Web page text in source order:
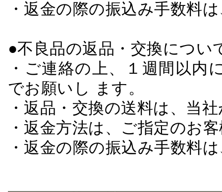
・返金の際の振込み手数料
●不良品の返品・交換につい
・ご連絡の上、１週間以
でお願いし ます。
・返品・交換の送料は、当
・返金方法は、ご指定のお
・返金の際の振込み手数料